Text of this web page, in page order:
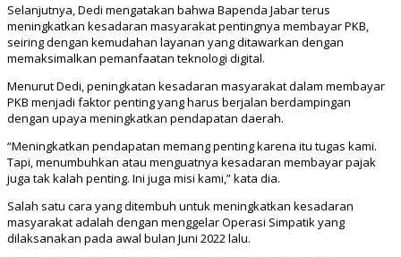
Selanjutnya, Dedi mengatakan bahwa Bapenda Jabar terus
meningkatkan kesadaran masyarakat pentingnya membayar PKB,
seiring dengan kemudahan layanan yang ditawarkan dengan
memaksimalkan pemanfaatan teknologi digital.
Menurut Dedi, peningkatan kesadaran masyarakat dalam membayar
PKB menjadi faktor penting yang harus berjalan berdampingan
dengan upaya meningkatkan pendapatan daerah.
“Meningkatkan pendapatan memang penting karena itu tugas kami.
Tapi, menumbuhkan atau menguatnya kesadaran membayar pajak
juga tak kalah penting. Ini juga misi kami,” kata dia.
Salah satu cara yang ditembuh untuk meningkatkan kesadaran
masyarakat adalah dengan menggelar Operasi Simpatik yang
dilaksanakan pada awal bulan Juni 2022 lalu.